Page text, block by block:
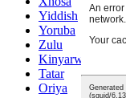
Yiddish
Yoruba
Zulu
Kinyarwanda
Tatar
Oriya